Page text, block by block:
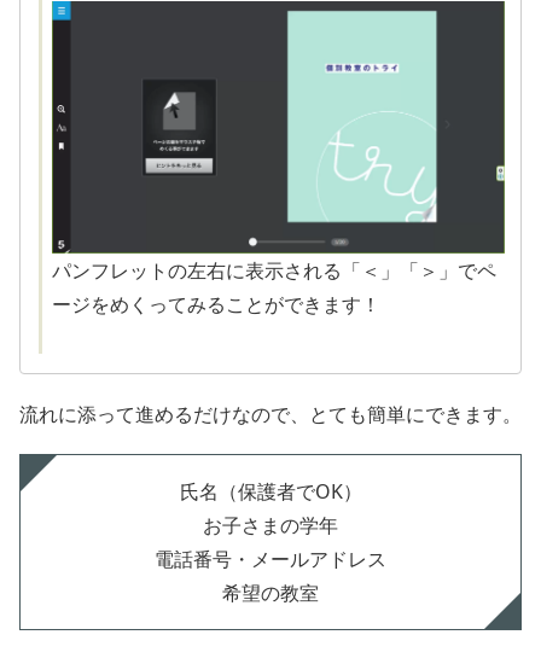
パンフレットの左右に表示される「＜」「＞」でペ
ージをめくってみることができます！
流れに添って進めるだけなので、とても簡単にできます。
氏名（保護者でOK）
お子さまの学年
電話番号・メールアドレス
希望の教室